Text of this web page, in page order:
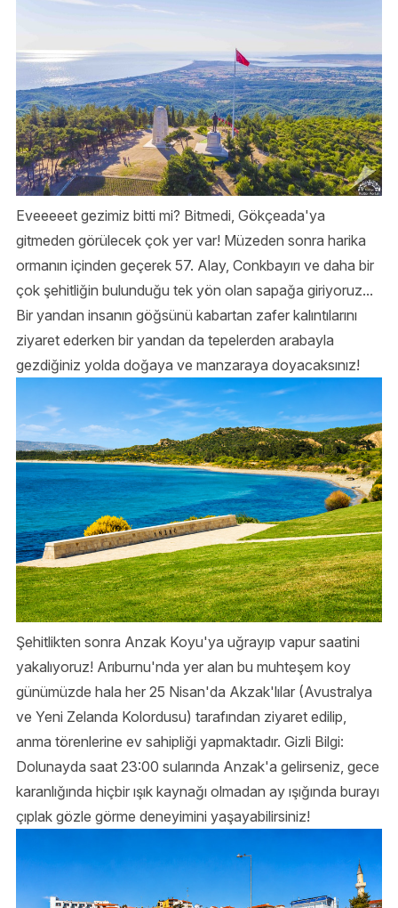
Eveeeeet gezimiz bitti mi? Bitmedi, Gökçeada'ya
gitmeden görülecek çok yer var! Müzeden sonra harika
ormanın içinden geçerek 57. Alay, Conkbayırı ve daha bir
çok şehitliğin bulunduğu tek yön olan sapağa giriyoruz...
Bir yandan insanın göğsünü kabartan zafer kalıntılarını
ziyaret ederken bir yandan da tepelerden arabayla
gezdiğiniz yolda doğaya ve manzaraya doyacaksınız!
Şehitlikten sonra Anzak Koyu'ya uğrayıp vapur saatini
yakalıyoruz! Arıburnu'nda yer alan bu muhteşem koy
günümüzde hala her 25 Nisan'da Akzak'lılar (Avustralya
ve Yeni Zelanda Kolordusu) tarafından ziyaret edilip,
anma törenlerine ev sahipliği yapmaktadır. Gizli Bilgi:
Dolunayda saat 23:00 sularında Anzak'a gelirseniz, gece
karanlığında hiçbir ışık kaynağı olmadan ay ışığında burayı
çıplak gözle görme deneyimini yaşayabilirsiniz!